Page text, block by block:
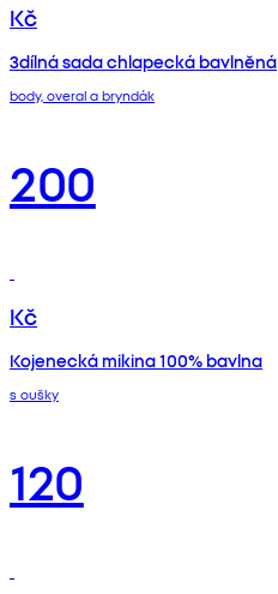
Kč
3dílná sada chlapecká bavlněná
body, overal a bryndák
200
Kč
Kojenecká mikina 100% bavlna
s oušky
120